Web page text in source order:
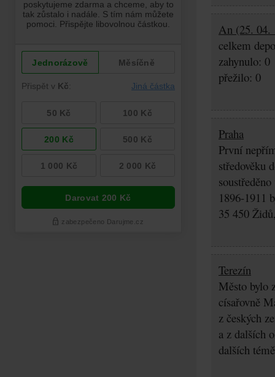
An (25. 04.
celkem
zahynulo: 0
přežilo: 0
Praha
První
středověku
1896-1911
35 450
Terezín
Město bylo
císařovně
z českých
a z dalších
dalších